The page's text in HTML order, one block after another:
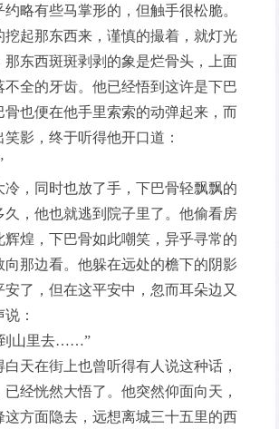
略有些马掌形的，但触手很松脆。
挖起那东西来，谨慎的撮着，就灯光
那东西斑斑剥剥的象是烂骨头，上面
不全的牙齿。他已经悟到这许是下巴
骨也便在他手里索索的动弹起来，而
笑影，终于听得他开口道：
冷，同时也放了手，下巴骨轻飘飘的
久，他也就逃到院子里了。他偷看房
辉煌，下巴骨如此嘲笑，异乎寻常的
向那边看。他躲在远处的檐下的阴影
安了，但在这平安中，忽而耳朵边又
：
山里去……”
白天在街上也曾听得有人说这种话，
经恍然大悟了。他突然仰面向天，
这方面隐去，远想离城三十五里的西